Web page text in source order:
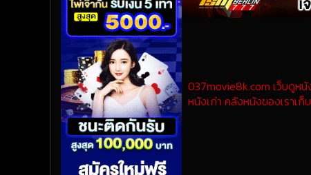
037movie8k.com เว็บดูห
หนังเก่า คลังหนังของเราเ